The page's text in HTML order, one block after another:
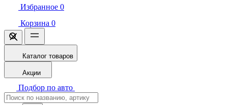
Избранное 0
Корзина 0
Каталог товаров
Акции
Подбор по авто